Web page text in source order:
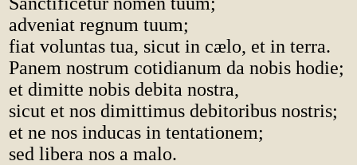
adveniat regnum tuum;
fiat voluntas tua, sicut in cælo, et in terra.
Panem nostrum cotidianum da nobis hodie;
et dimitte nobis debita nostra,
sicut et nos dimittimus debitoribus nostris;
et ne nos inducas in tentationem;
sed libera nos a malo.